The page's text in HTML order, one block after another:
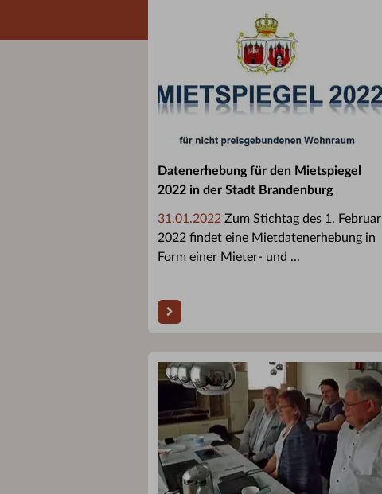
Datenerhebung für den Mietspiegel
2022 in der Stadt Brandenburg
31.01.2022 Zum Stichtag des 1. Februar
2022 findet eine Mietdatenerhebung in
Form einer Mieter- und ...